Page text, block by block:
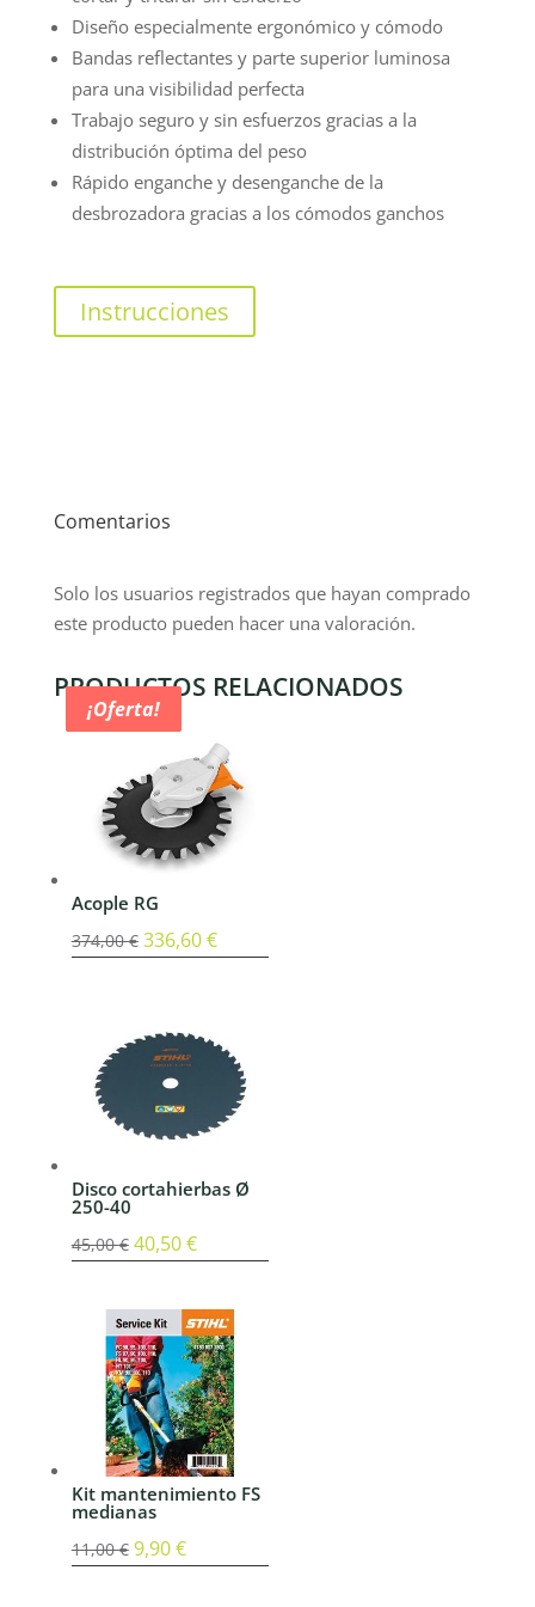
Diseño especialmente ergonómico y cómodo
Bandas reflectantes y parte superior luminosa
para una visibilidad perfecta
Trabajo seguro y sin esfuerzos gracias a la
distribución óptima del peso
Rápido enganche y desenganche de la
desbrozadora gracias a los cómodos ganchos
Instrucciones
Comentarios
Solo los usuarios registrados que hayan comprado
este producto pueden hacer una valoración.
PRODUCTOS RELACIONADOS
¡Oferta!
Acople RG
374,00€ El
era:
374,00 €.
336,60€El
336,60 €.
¡Oferta!
Disco cortahierbas Ø
250-40
45,00€ El
original
era:
45,00 €.
40,50€El
actual
es:
40,50 €.
¡Oferta!
Kit mantenimiento FS
medianas
11,00€ El
9,90€El
¡Oferta!